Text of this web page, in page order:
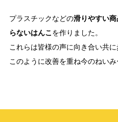
プラスチックなどの滑りやすい
らないはんこ を作りました。
これらは皆様の声に向き合い共に
このように改善を重ね今のねいみ